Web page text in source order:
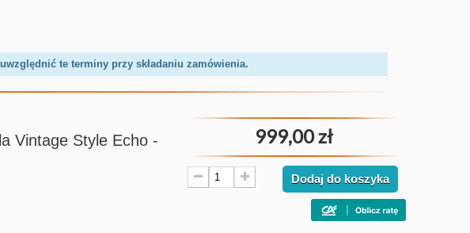
te terminy przy składaniu zamówienia.
Vintage Style Echo -
999,00 zł
Dodaj do koszyka